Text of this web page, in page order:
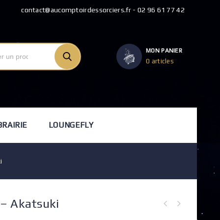
contact@aucomptoirdessorciers.fr - 02 96 61 77 42
MON PANIER
0 articles
LOUNGEFLY
Akatsuki